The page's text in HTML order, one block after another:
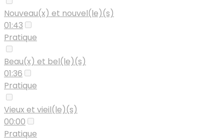
Nouveau(x) et nouvel(le)(s)
01:43
Pratique
Beau(x) et bel(le)(s)
01:36
Pratique
Vieux et vieil(le)(s)
00:00
Pratique